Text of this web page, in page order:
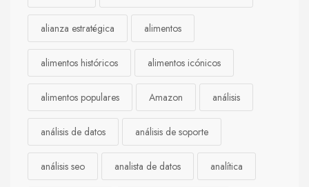
alianza estratégica alimentos
alimentos históricos alimentos icónicos
alimentos populares Amazon análisis
análisis de datos análisis de soporte
análisis seo analista de datos analítica